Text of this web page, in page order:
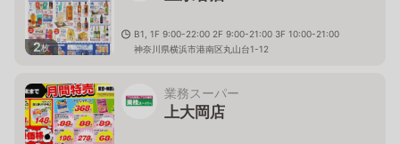
2枚
B1, 1F 9:00-22:00 2F 9:00-21:00 3F 10:00-21:00
神奈川県横浜市港南区丸山台1-12
業務スーパー
上大岡店